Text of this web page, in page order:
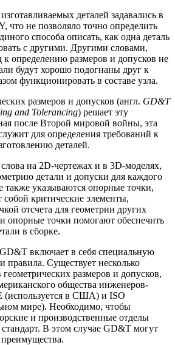
деталей задавались в
что не позволяло точно определить
способа описать, как одна деталь
с другими. Другими словами,
определению размеров и допусков не
будут хорошо подогнаны друг к
функционировать в составе узла.
размеров и допусков (англ. GD&T
and Tolerancing) решает эту
после Второй мировой войны, эта
для определения требований к
деталей.
на 2D‑чертежах и в 3D‑моделях,
детали и допуски для каждого
также указываются опорные точки,
собой критические элементы,
отсчета для геометрии других
опорные точки помогают обеспечить
в сборке.
включает в себя специальную
правила. Существует несколько
размеров и допусков,
общества инженеров-
(используется в США) и ISO
мире). Необходимо, чтобы
и производственные отделы
В этом случае GD&T могут
преимущества.